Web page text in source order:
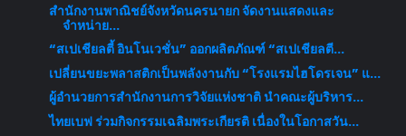
สำนักงานพาณิชย์จังหวัดนครนายก จัดงานแสดงและ
จำหน่าย...
“สเปเชียลตี้ อินโนเวชั่น” ออกผลิตภัณฑ์ “สเปเชียลตี...
เปลี่ยนขยะพลาสติกเป็นพลังงานกับ “โรงแรมไฮโดรเจน” แ...
ผู้อำนวยการสำนักงานการวิจัยแห่งชาติ นำคณะผู้บริหาร...
ไทยเบฟ ร่วมกิจกรรมเฉลิมพระเกียรติ เนื่องในโอกาสวัน...